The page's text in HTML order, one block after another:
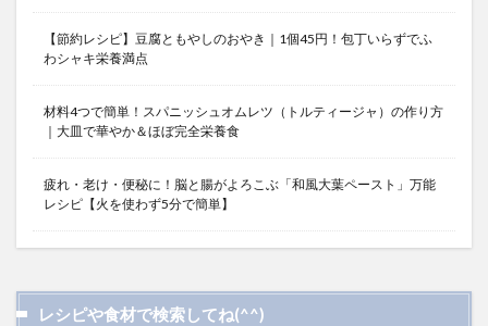
【節約レシピ】豆腐ともやしのおやき｜1個45円！包丁いらずでふ
わシャキ栄養満点
材料4つで簡単！スパニッシュオムレツ（トルティージャ）の作り方
｜大皿で華やか＆ほぼ完全栄養食
疲れ・老け・便秘に！脳と腸がよろこぶ「和風大葉ペースト」万能
レシピ【火を使わず5分で簡単】
レシピや食材で検索してね(^^)